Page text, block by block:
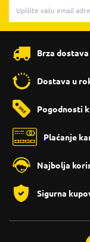
Brza dostava
Dostava u
Pogodnosti
Plaćanje
Najbolja
Sigurna